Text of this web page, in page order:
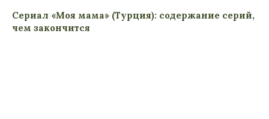
Сериал «Моя мама» (Турция): содержание серий,
чем закончится